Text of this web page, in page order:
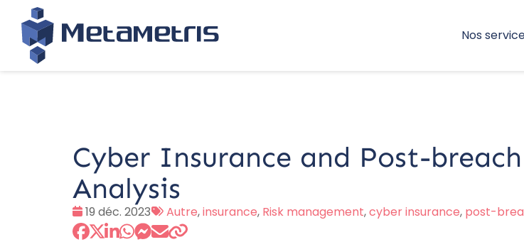
Nos
Cyber Insurance and Post-
Analysis
Date
:
19 déc. 2023
Tags
:
Autre,insurance, Risk management,cyber insurance, post-